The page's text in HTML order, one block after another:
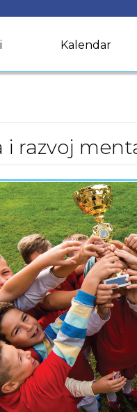
Kalendar
i razvoj